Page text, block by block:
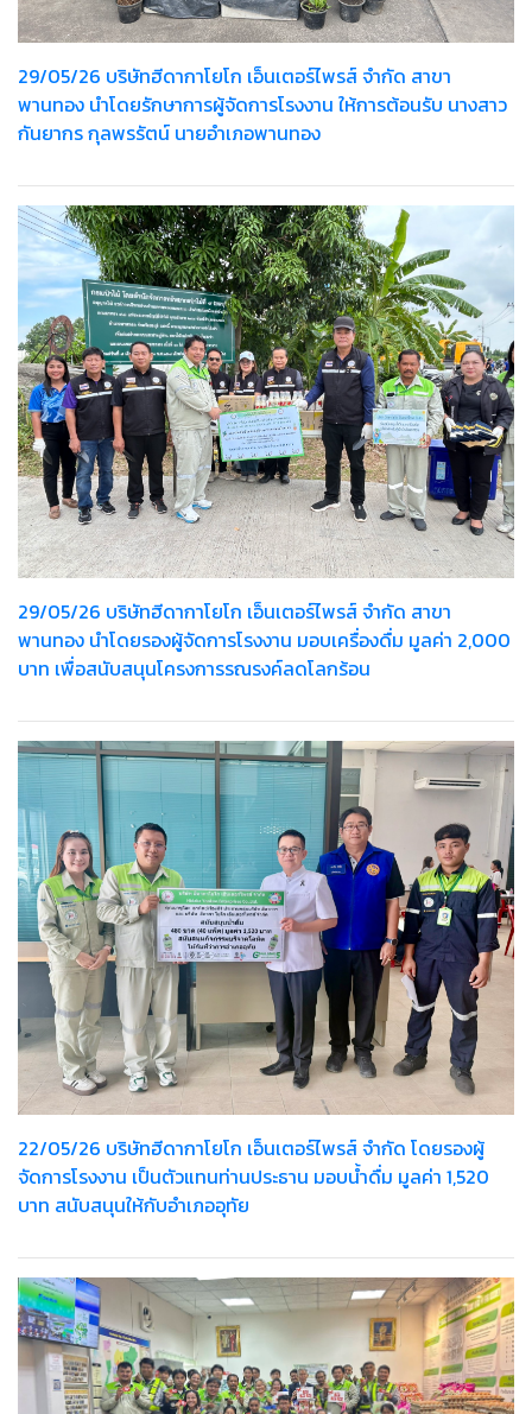
29/05/26 บริษัทฮีดากาโยโก เอ็นเตอร์ไพรส์ จำกัด สาขา
พานทอง นำโดยรักษาการผู้จัดการโรงงาน ให้การต้อนรับ นางสาว
กันยากร กุลพรรัตน์ นายอำเภอพานทอง
29/05/26 บริษัทฮีดากาโยโก เอ็นเตอร์ไพรส์ จำกัด สาขา
พานทอง นำโดยรองผู้จัดการโรงงาน มอบเครื่องดื่ม มูลค่า 2,000
บาท เพื่อสนับสนุนโครงการรณรงค์ลดโลกร้อน
22/05/26 บริษัทฮีดากาโยโก เอ็นเตอร์ไพรส์ จำกัด โดยรองผู้
จัดการโรงงาน เป็นตัวแทนท่านประธาน มอบน้ำดื่ม มูลค่า 1,520
บาท สนับสนุนให้กับอำเภออุทัย